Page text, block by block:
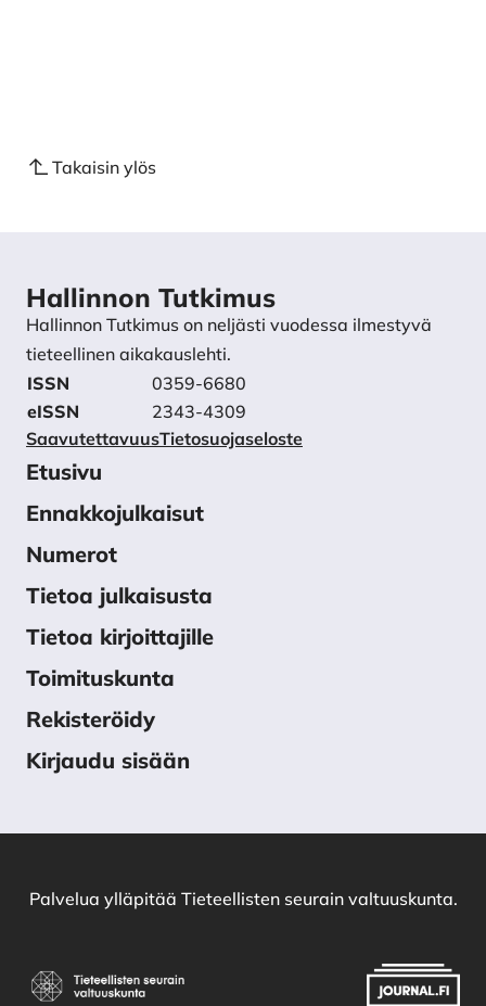
Takaisin ylös
Hallinnon Tutkimus
Hallinnon Tutkimus on neljästi vuodessa ilmestyvä
tieteellinen aikakauslehti.
ISSN
0359-6680
eISSN
2343-4309
SaavutettavuusTietosuojaseloste
Etusivu
Ennakkojulkaisut
Numerot
Tietoa julkaisusta
Tietoa kirjoittajille
Toimituskunta
Rekisteröidy
Kirjaudu sisään
Palvelua ylläpitää Tieteellisten seurain valtuuskunta.